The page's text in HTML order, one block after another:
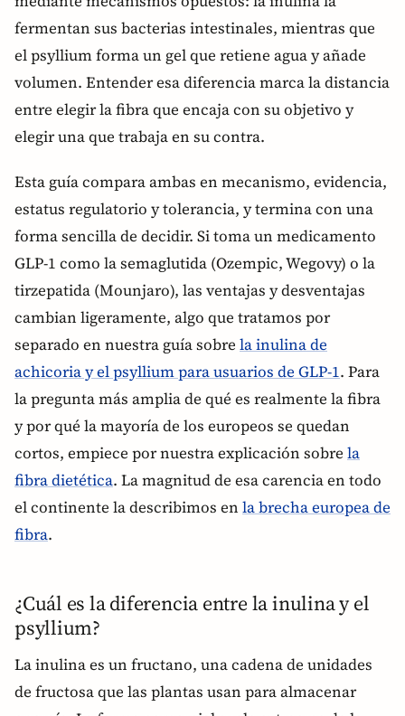
fermentan sus bacterias intestinales, mientras que
el psyllium forma un gel que retiene agua y añade
volumen. Entender esa diferencia marca la distancia
entre elegir la fibra que encaja con su objetivo y
elegir una que trabaja en su contra.
Esta guía compara ambas en mecanismo, evidencia,
estatus regulatorio y tolerancia, y termina con una
forma sencilla de decidir. Si toma un medicamento
GLP-1 como la semaglutida (Ozempic, Wegovy) o la
tirzepatida (Mounjaro), las ventajas y desventajas
cambian ligeramente, algo que tratamos por
separado en nuestra guía sobre la inulina de
achicoria y el psyllium para usuarios de GLP-1. Para
la pregunta más amplia de qué es realmente la fibra
y por qué la mayoría de los europeos se quedan
cortos, empiece por nuestra explicación sobre la
fibra dietética. La magnitud de esa carencia en todo
el continente la describimos en la brecha europea de
fibra.
¿Cuál es la diferencia entre la inulina y el
psyllium?
La inulina es un fructano, una cadena de unidades
de fructosa que las plantas usan para almacenar